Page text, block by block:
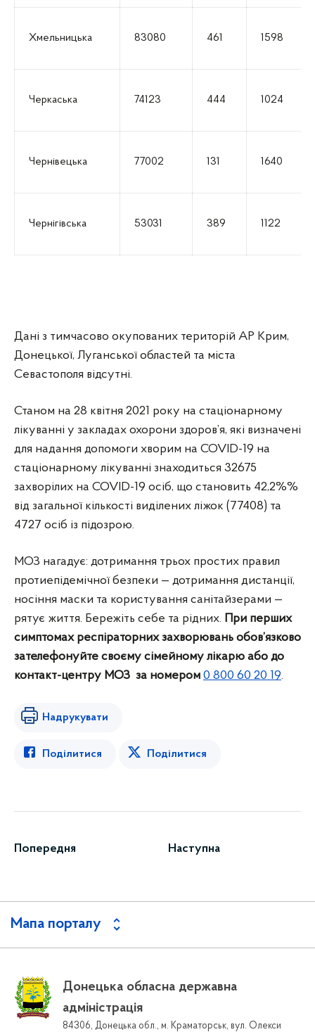
Хмельницька 83080 461 1598
Черкаська 74123 444 1024
Чернівецька 77002 131 1640
Чернігівська 53031 389 1122
Дані з тимчасово окупованих територій АР Крим,
Донецької, Луганської областей та міста
Севастополя відсутні.
Станом на 28 квітня 2021 року на стаціонарному
лікуванні у закладах охорони здоров’я, які визначені
для надання допомоги хворим на COVID-19 на
стаціонарному лікуванні знаходиться 32675
захворілих на COVID-19 осіб, що становить 42,2%%
від загальної кількості виділених ліжок (77408) та
4727 осіб із підозрою.
МОЗ нагадує: дотримання трьох простих правил
протиепідемічної безпеки — дотримання дистанції,
носіння маски та користування санітайзерами —
рятує життя. Бережіть себе та рідних. При перших
симптомах респіраторних захворювань обов’язково
зателефонуйте своєму сімейному лікарю або до
контакт-центру МОЗ за номером 0 800 60 20 19.
Надрукувати
Поділитися Поділитися
Попередня Наступна
Мапа порталу
Донецька обласна державна
адміністрація
84306, Донецька обл., м. Краматорськ, вул. Олекси